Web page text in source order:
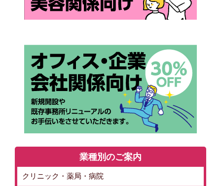
業種別のご案内
クリニック・薬局・病院